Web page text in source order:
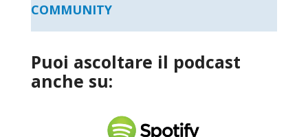
COMMUNITY
Puoi ascoltare il podcast
anche su: